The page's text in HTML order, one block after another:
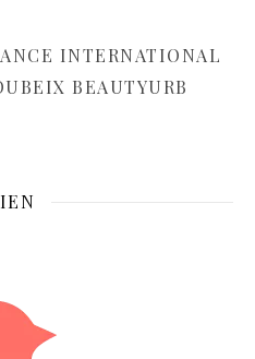
INTERNATIONAL
BEAUTYURB